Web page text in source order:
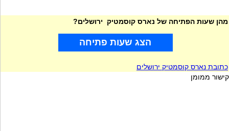
מהן שעות הפתיחה של נארס קוסמטיק ירושלים?
הצג שעות פתיחה
כתובת נארס קוסמטיק ירושלים
קישור ממומן